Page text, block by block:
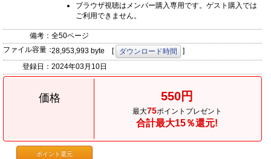
ブラウザ視聴はメンバー購入専用です。ゲスト購入では
ご利用できません。
備考： 全50ページ
ファイル容量：28,953,993 byte [ ダウンロード時間
]
登録日： 2024年03月10日
価格 550円
最大75ポイントプレゼント
合計最大15％還元!
ポイント還元